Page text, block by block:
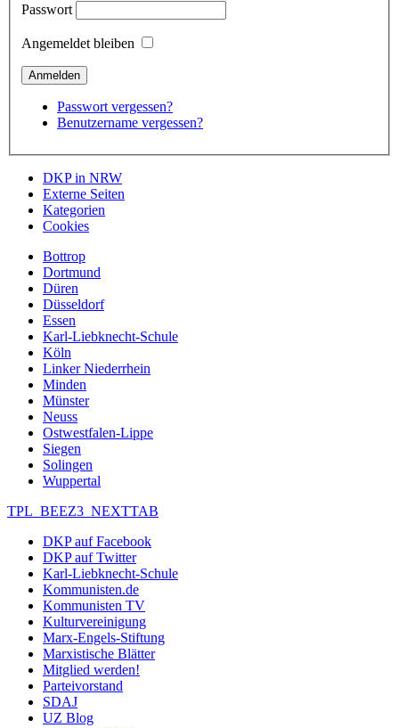
Passwort
Angemeldet bleiben
Passwort vergessen?
Benutzername vergessen?
DKP in NRW
Externe Seiten
Kategorien
Cookies
Bottrop
Dortmund
Düren
Düsseldorf
Essen
Karl-Liebknecht-Schule
Köln
Linker Niederrhein
Minden
Münster
Neuss
Ostwestfalen-Lippe
Siegen
Solingen
Wuppertal
TPL_BEEZ3_NEXTTAB
DKP auf Facebook
DKP auf Twitter
Karl-Liebknecht-Schule
Kommunisten.de
Kommunisten TV
Kulturvereinigung
Marx-Engels-Stiftung
Marxistische Blätter
Mitglied werden!
Parteivorstand
SDAJ
UZ Blog